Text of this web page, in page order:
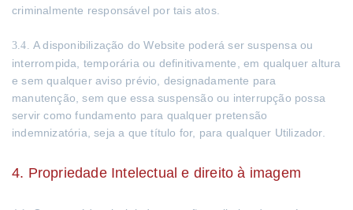
criminalmente responsável por tais atos.
3.4. A disponibilização do Website poderá ser suspensa ou
interrompida, temporária ou definitivamente, em qualquer altura
e sem qualquer aviso prévio, designadamente para
manutenção, sem que essa suspensão ou interrupção possa
servir como fundamento para qualquer pretensão
indemnizatória, seja a que título for, para qualquer Utilizador.
4. Propriedade Intelectual e direito à imagem